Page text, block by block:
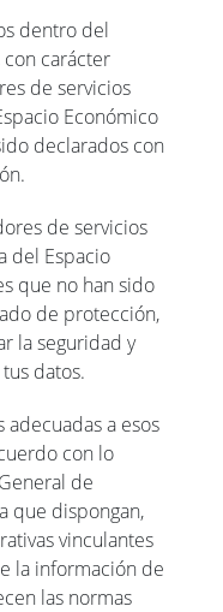
dentro del
con carácter
de servicios
Económico
declarados con
de servicios
del Espacio
que no han sido
de protección,
la seguridad y
datos.
adecuadas a esos
con lo
de
que dispongan,
vinculantes
la información de
las normas